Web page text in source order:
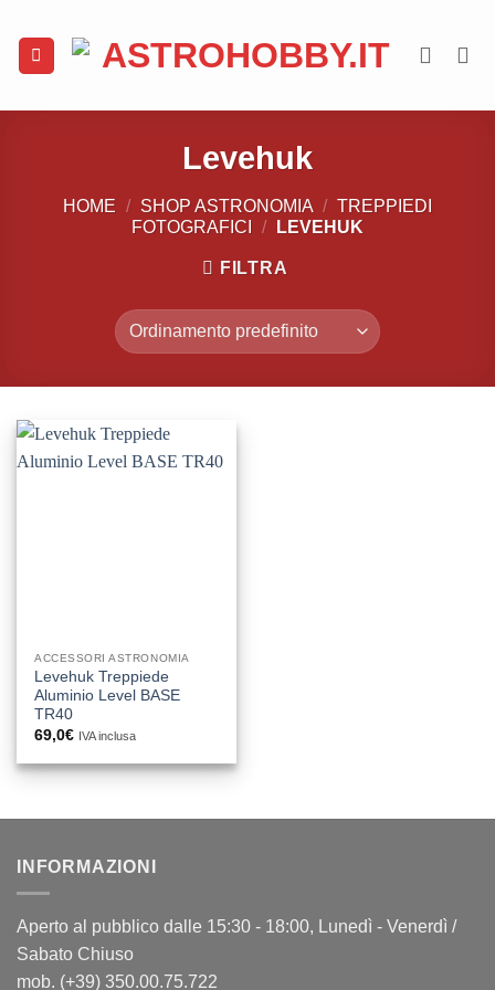
contenuti
Levehuk
HOME / SHOP ASTRONOMIA / TREPPIEDI
FOTOGRAFICI / LEVEHUK
FILTRA
ACCESSORI ASTRONOMIA
Levehuk Treppiede
Aluminio Level BASE
TR40
69,0€ IVA inclusa
INFORMAZIONI
Aperto al pubblico dalle 15:30 - 18:00, Lunedì - Venerdì /
Sabato Chiuso
mob. (+39) 350.00.75.722